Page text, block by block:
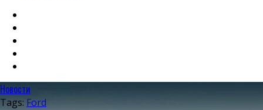
Новости
Tags: Ford